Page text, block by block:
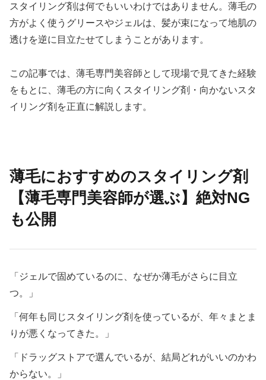
スタイリング剤は何でもいいわけではありません。薄毛の
方がよく使うグリースやジェルは、髪が束になって地肌の
透けを逆に目立たせてしまうことがあります。
この記事では、薄毛専門美容師として現場で見てきた経験
をもとに、薄毛の方に向くスタイリング剤・向かないスタ
イリング剤を正直に解説します。
薄毛におすすめのスタイリング剤
【薄毛専門美容師が選ぶ】絶対NG
も公開
「ジェルで固めているのに、なぜか薄毛がさらに目立
つ。」
「何年も同じスタイリング剤を使っているが、年々まとま
りが悪くなってきた。」
「ドラッグストアで選んでいるが、結局どれがいいのかわ
からない。」